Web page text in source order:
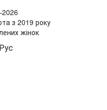
з 2019 року
жінок
Рус